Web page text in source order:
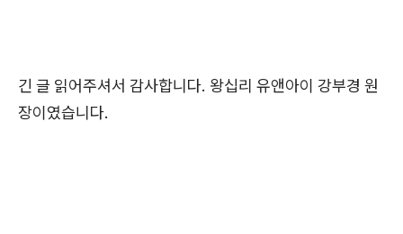
긴 글 읽어주셔서 감사합니다. 왕십리 유앤아이 강부경 원
장이였습니다.